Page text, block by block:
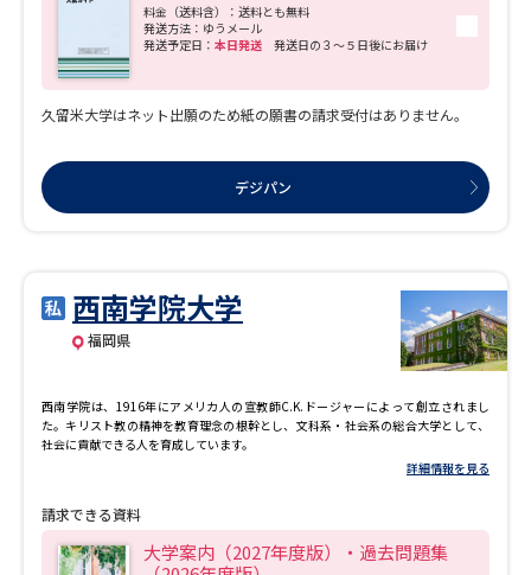
料金（送料含）：送料とも無料
発送方法：ゆうメール
発送予定日： 本日発送 発送日の３～５日後にお届け
久留米大学はネット出願のため紙の願書の請求受付はありません。
デジパン
西南学院大学
福岡県
西南学院は、1916年にアメリカ人の宣教師C.K.ドージャーによって創立されまし
た。キリスト教の精神を教育理念の根幹とし、文科系・社会系の総合大学として、
社会に貢献できる人を育成しています。
詳細情報を見る
請求できる資料
大学案内（2027年度版）・過去問題集